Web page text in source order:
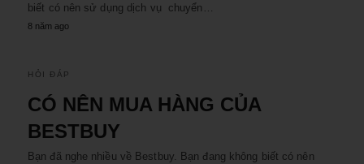
biết có nên sử dụng dịch vụ chuyển…
8 năm ago
HỎI ĐÁP
CÓ NÊN MUA HÀNG CỦA
BESTBUY
Bạn đã nghe nhiều về Bestbuy. Bạn đang không biết có nên